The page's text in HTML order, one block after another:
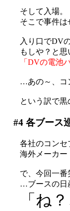
そして入場。
そこで事件は
入り口でDV
もしや？と思
「DVの電池
…あの～、コ
という訳で
#4各ブース
各社のコンセ
海外メーカー
で、今回一番
…ブースの日
「ね